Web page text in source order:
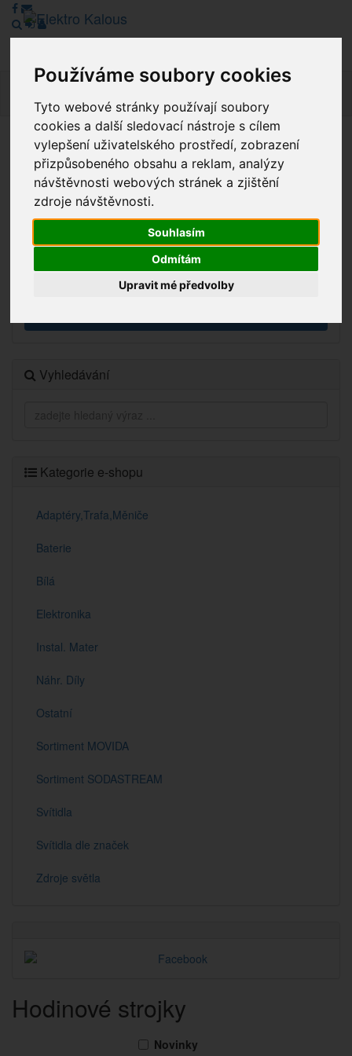
Používáme soubory cookies
Tyto webové stránky používají soubory
cookies a další sledovací nástroje s cílem
vylepšení uživatelského prostředí, zobrazení
přizpůsobeného obsahu a reklam, analýzy
návštěvnosti webových stránek a zjištění
zdroje návštěvnosti.
Souhlasím
Odmítám
Upravit mé předvolby
Vážení zákazníci, v tuto chvíli je Náš internetový obchod v
režimu Katalogu. Objednávky on-line nyní nelze vyřídit.
Děkujeme za pochopení.
Výprodej
Vyhledávání
Kategorie e-shopu
Adaptéry,Trafa,Měniče
Baterie
Bílá
Elektronika
Instal. Mater
Náhr. Díly
Ostatní
Sortiment MOVIDA
Sortiment SODASTREAM
Svítidla
Svítidla dle značek
Zdroje světla
Hodinové strojky
Novinky